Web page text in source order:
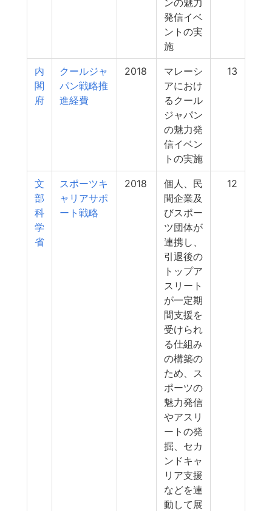
ンの魅力
発信イベ
ントの実
施
内
閣
府
クールジャ
パン戦略推
進経費
2018
マレーシ
アにおけ
るクール
ジャパン
の魅力発
信イベン
トの実施
13
文
部
科
学
省
スポーツキ
ャリアサポ
ート戦略
2018
個人、民
間企業及
びスポー
ツ団体が
連携し、
引退後の
トップア
スリート
が一定期
間支援を
受けられ
る仕組み
の構築の
ため、ス
ポーツの
魅力発信
やアスリ
ートの発
掘、セカ
ンドキャ
リア支援
などを連
動して展
12